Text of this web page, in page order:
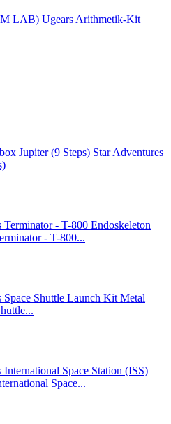
Ugears Arithmetik-Kit
Star Adventures
- T-800...
Metal
Space...